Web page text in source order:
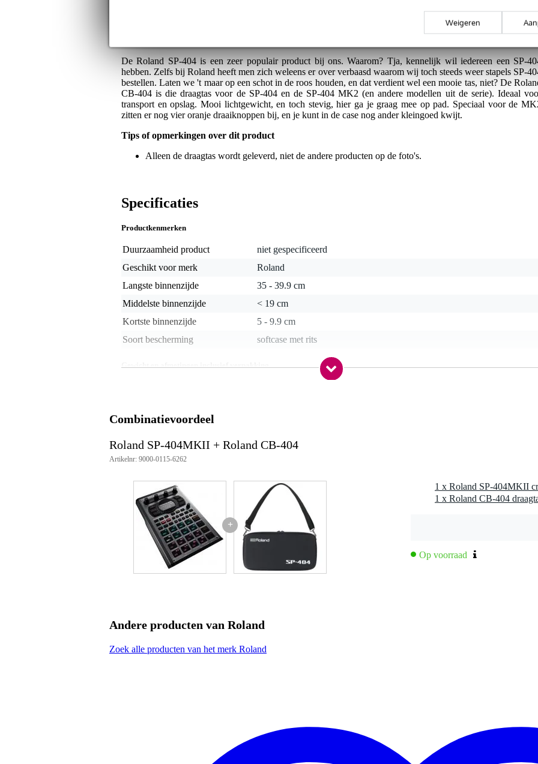
Weigeren
De Roland SP-404 is een zeer populair product bij ons. Waarom? Tja, kennelijk wil iedereen een SP-
hebben. Zelfs bij Roland heeft men zich weleens er over verbaasd waarom wij toch steeds weer stapels SP-
bestellen. Laten we 't maar op een schot in de roos houden, en dat verdient wel een mooie tas, niet? De
CB-404 is die draagtas voor de SP-404 en de SP-404 MK2 (en andere modellen uit de serie). Ideaal
transport en opslag. Mooi lichtgewicht, en toch stevig, hier ga je graag mee op pad. Speciaal voor de
zitten er nog vier oranje draaiknoppen bij, en je kunt in de case nog ander kleingoed kwijt.
Tips of opmerkingen over dit product
Alleen de draagtas wordt geleverd, niet de andere producten op de foto's.
Specificaties
Productkenmerken
Duurzaamheid product
niet gespecificeerd
Geschikt voor merk
Roland
Langste binnenzijde
35 - 39.9 cm
Middelste binnenzijde
< 19 cm
Kortste binnenzijde
5 - 9.9 cm
Soort bescherming
softcase met rits
Gewicht en afmetingen inclusief verpakking
Roland CB-404
draagtas voor:
SP-404 MK2
SP-404A
SP-404SX
met compartiment voor kleingoed
inclusief vier oranje draaiknoppen voor de SP-404 MK2 (niet compatible met andere modellen)
afmetingen: 392 x 203 x 90 mm
gewicht: 700 gr
Combinatievoordeel
Roland SP-404MKII + Roland CB-404
Artikelnr: 9000-0115-6262
+
1 x Roland SP-404MKII
1 x Roland CB-404
Op voorraad
Andere producten van Roland
Zoek alle producten van het merk Roland